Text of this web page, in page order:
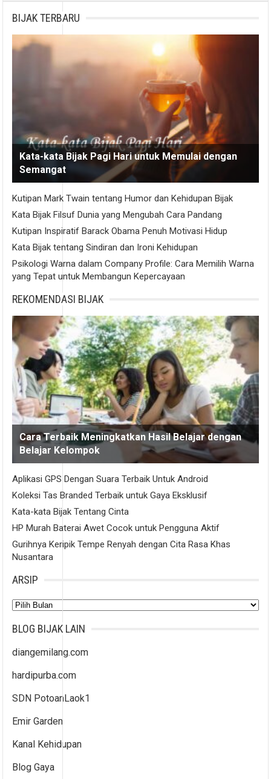
BIJAK TERBARU
Kata-kata Bijak Pagi Hari untuk Memulai dengan
Semangat
Kutipan Mark Twain tentang Humor dan Kehidupan Bijak
Kata Bijak Filsuf Dunia yang Mengubah Cara Pandang
Kutipan Inspiratif Barack Obama Penuh Motivasi Hidup
Kata Bijak tentang Sindiran dan Ironi Kehidupan
Psikologi Warna dalam Company Profile: Cara Memilih Warna
yang Tepat untuk Membangun Kepercayaan
REKOMENDASI BIJAK
Cara Terbaik Meningkatkan Hasil Belajar dengan
Belajar Kelompok
Aplikasi GPS Dengan Suara Terbaik Untuk Android
Koleksi Tas Branded Terbaik untuk Gaya Eksklusif
Kata-kata Bijak Tentang Cinta
HP Murah Baterai Awet Cocok untuk Pengguna Aktif
Gurihnya Keripik Tempe Renyah dengan Cita Rasa Khas
Nusantara
ARSIP
Arsip
BLOG BIJAK LAIN
diangemilang.com
hardipurba.com
SDN PotoanLaok1
Emir Garden
Kanal Kehidupan
Blog Gaya